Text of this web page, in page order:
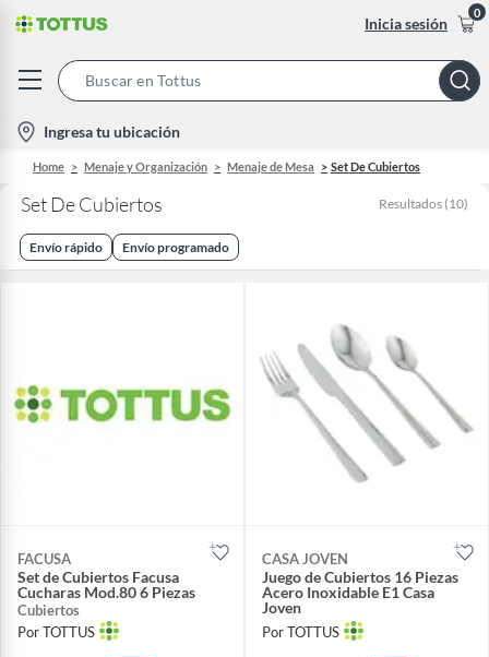
Inicia sesión
0
Bar
location-
icon
Ingresa tu ubicación
Home Menaje y Organización Menaje de Mesa Set De Cubiertos
Set De Cubiertos Resultados (10)
Envío rápido Envío programado
FACUSA
Set de Cubiertos Facusa
Cucharas Mod.80 6 Piezas
Cubiertos
Por TOTTUS
CASA JOVEN
Juego de Cubiertos 16 Piezas
Acero Inoxidable E1 Casa
Joven
Por TOTTUS